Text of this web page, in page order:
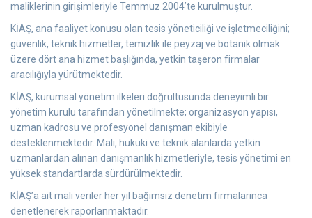
maliklerinin girişimleriyle Temmuz 2004’te kurulmuştur.
KİAŞ, ana faaliyet konusu olan tesis yöneticiliği ve işletmeciliğini;
güvenlik, teknik hizmetler, temizlik ile peyzaj ve botanik olmak
üzere dört ana hizmet başlığında, yetkin taşeron firmalar
aracılığıyla yürütmektedir.
KİAŞ, kurumsal yönetim ilkeleri doğrultusunda deneyimli bir
yönetim kurulu tarafından yönetilmekte; organizasyon yapısı,
uzman kadrosu ve profesyonel danışman ekibiyle
desteklenmektedir. Mali, hukuki ve teknik alanlarda yetkin
uzmanlardan alınan danışmanlık hizmetleriyle, tesis yönetimi en
yüksek standartlarda sürdürülmektedir.
KİAŞ’a ait mali veriler her yıl bağımsız denetim firmalarınca
denetlenerek raporlanmaktadır.